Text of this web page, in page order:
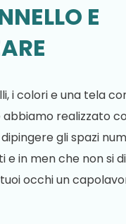
E
i colori e una tela
realizzato
gli spazi
in men che non si
occhi un